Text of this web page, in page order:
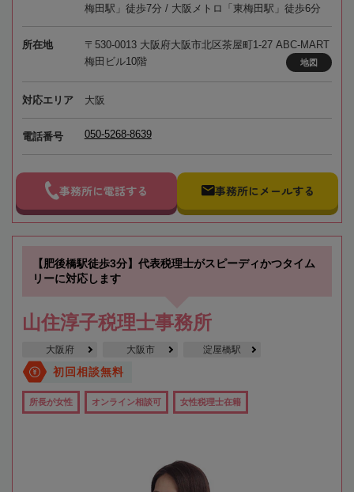
梅田駅」徒歩7分 / 大阪メトロ「東梅田駅」徒歩6分
所在地
〒530-0013 大阪府大阪市北区茶屋町1-27 ABC-MART
梅田ビル10階
地図
対応エリア 大阪
電話番号 050-5268-8639
事務所に電話する 事務所にメールする
【肥後橋駅徒歩3分】代表税理士がスピーディかつタイム
リーに対応します
山住淳子税理士事務所
大阪府 大阪市 淀屋橋駅
初回相談無料
所長が女性 オンライン相談可 女性税理士在籍